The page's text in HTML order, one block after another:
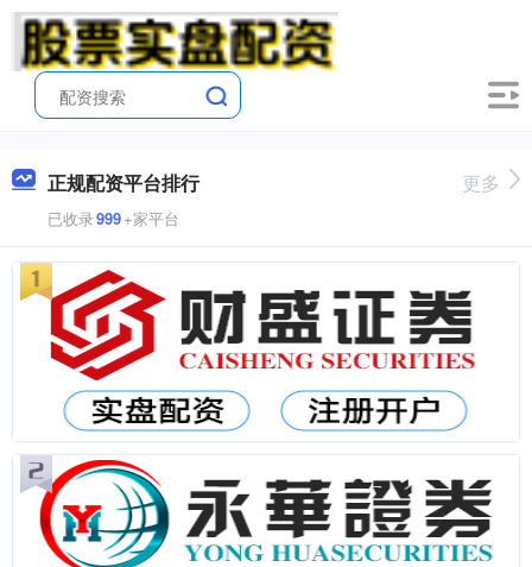
正规配资平台排行
已收录999+家平台
更多